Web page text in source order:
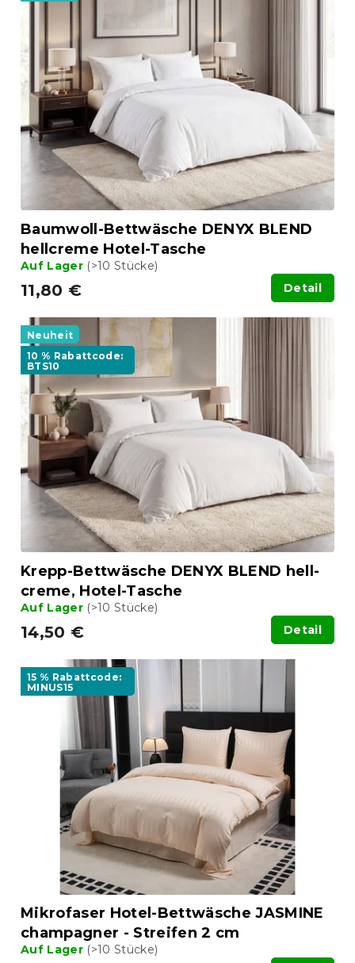
e
u
n
e
d
e
Baumwoll-Bettwäsche DENYX BLEND
hellcreme Hotel-Tasche
Auf Lager (>10 Stücke)
11,80 € Detail
Neuheit
10 % Rabattcode:
BTS10
Krepp-Bettwäsche DENYX BLEND hell-
creme, Hotel-Tasche
Auf Lager (>10 Stücke)
14,50 € Detail
15 % Rabattcode:
MINUS15
Mikrofaser Hotel-Bettwäsche JASMINE
champagner - Streifen 2 cm
Auf Lager (>10 Stücke)